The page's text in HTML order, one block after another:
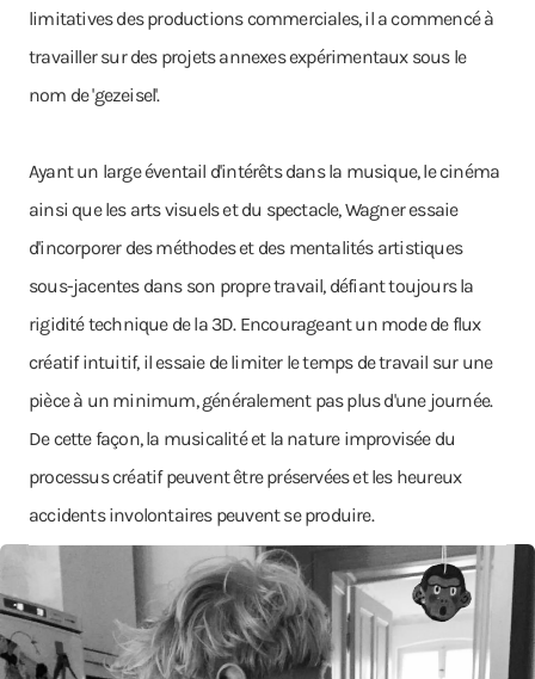
limitatives des productions commerciales, il a commencé à
travailler sur des projets annexes expérimentaux sous le
nom de 'gezeisel'.
Ayant un large éventail d'intérêts dans la musique, le cinéma
ainsi que les arts visuels et du spectacle, Wagner essaie
d'incorporer des méthodes et des mentalités artistiques
sous-jacentes dans son propre travail, défiant toujours la
rigidité technique de la 3D. Encourageant un mode de flux
créatif intuitif, il essaie de limiter le temps de travail sur une
pièce à un minimum, généralement pas plus d'une journée.
De cette façon, la musicalité et la nature improvisée du
processus créatif peuvent être préservées et les heureux
accidents involontaires peuvent se produire.